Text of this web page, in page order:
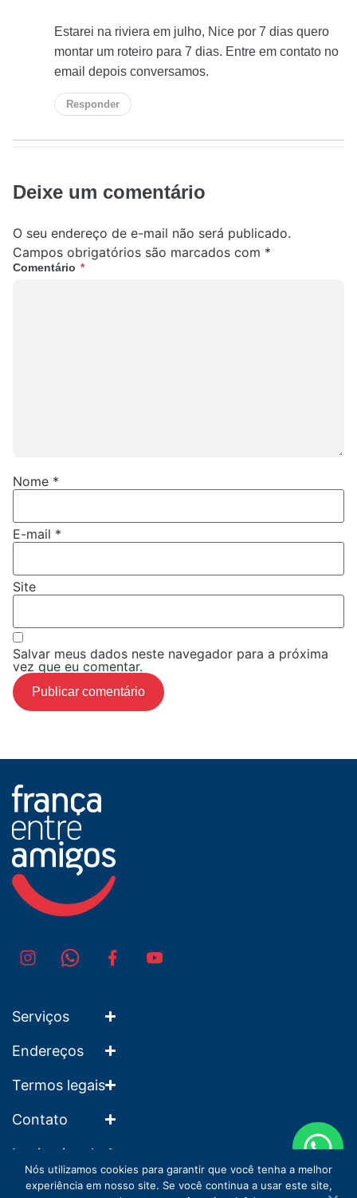
Estarei na riviera em julho, Nice por 7 dias quero
montar um roteiro para 7 dias. Entre em contato no
email depois conversamos.
Responder
Deixe um comentário
O seu endereço de e-mail não será publicado.
Campos obrigatórios são marcados com *
Comentário *
Nome *
E-mail *
Site
Salvar meus dados neste navegador para a próxima
vez que eu comentar.
Serviços
Endereços
Termos legais
Contato
Institucional
Nós utilizamos cookies para garantir que você tenha a melhor
experiência em nosso site. Se você continua a usar este site,